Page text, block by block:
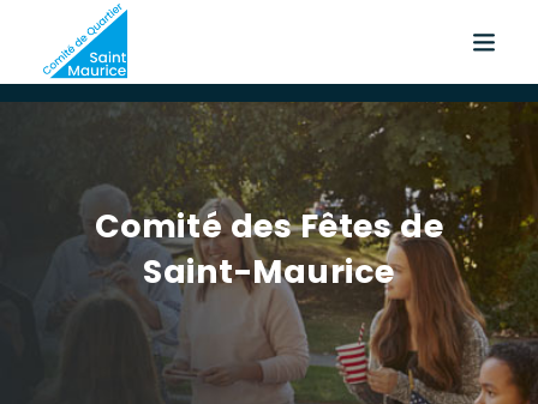
Comité des Fêtes de
Saint-Maurice